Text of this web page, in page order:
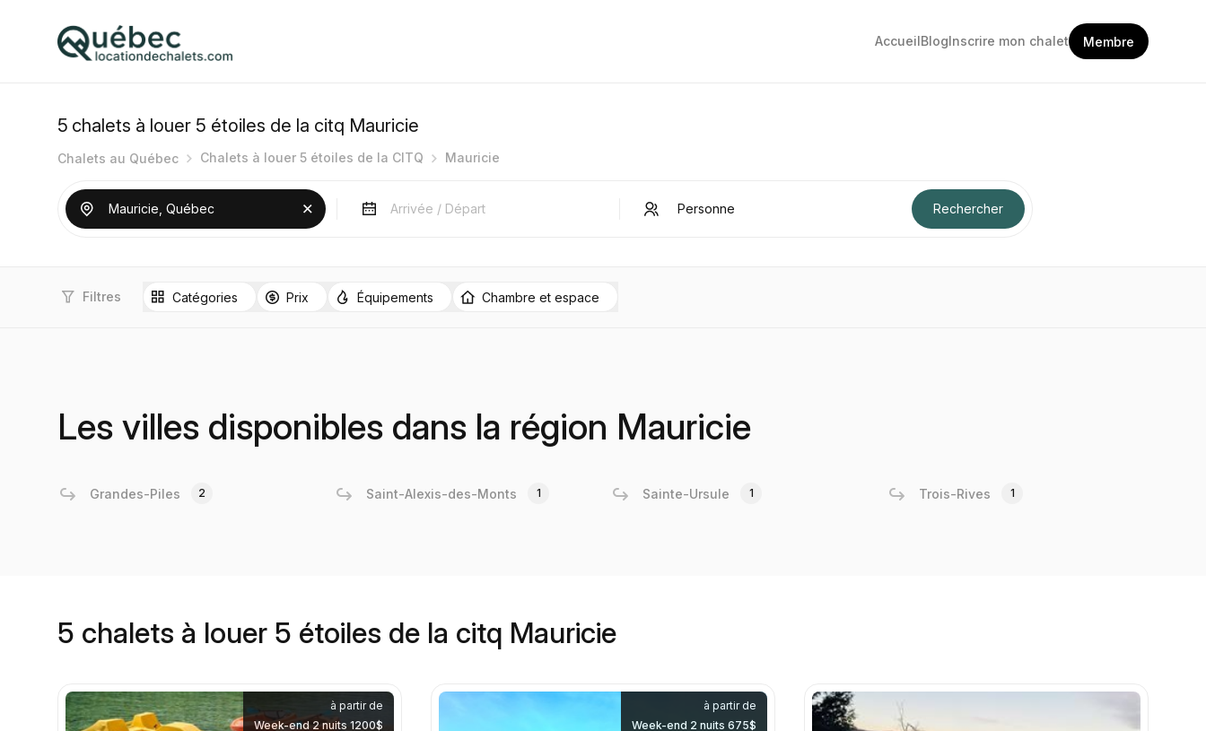
AccueilBlogInscrire mon chalet Membre
5 chalets à louer 5 étoiles de la citq Mauricie
Chalets au Québec Chalets à louer 5 étoiles de la CITQ Mauricie
Filtres Catégories Prix Équipements Chambre et espace
Les villes disponibles dans la région Mauricie
Grandes-Piles 2 Saint-Alexis-des-Monts 1 Sainte-Ursule 1 Trois-Rives 1
5 chalets à louer 5 étoiles de la citq Mauricie
à partir de
Week-end 2 nuits 1200$
à partir de
Week-end 2 nuits 675$